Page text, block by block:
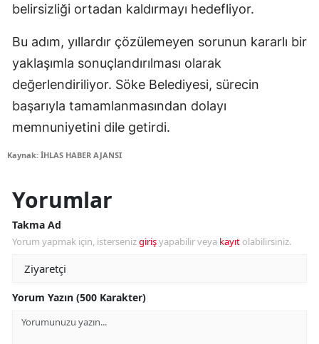
belirsizliği ortadan kaldırmayı hedefliyor.
Bu adım, yıllardır çözülemeyen sorunun kararlı bir
yaklaşımla sonuçlandırılması olarak
değerlendiriliyor. Söke Belediyesi, sürecin
başarıyla tamamlanmasından dolayı
memnuniyetini dile getirdi.
Kaynak: İHLAS HABER AJANSI
Yorumlar
Takma Ad
Yorum yapmak için, istersenizgirişyapabilir veya kayıt olabilirsiniz.
Yorum Yazın (500 Karakter)